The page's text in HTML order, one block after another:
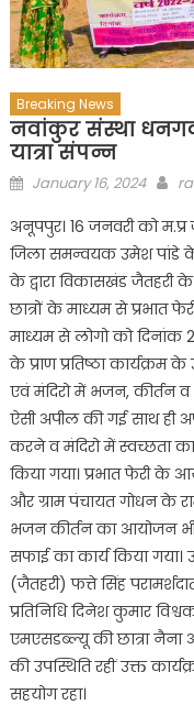
Breaking News
नवांकुर संस्था
यात्रा संपन्न
Posted
January 16, 2024
अनूपपुर। 16 जनवरी को
जिला समन्वयक उमेश पांडे
के द्वारा विकासखंड जैतहरी
छात्रों के माध्यम से प्रभात
माध्यम से लोगो को दिनांक
के प्राण प्रतिष्ठा
एवं मंदिरो में भजन, कीर्तन
ऐसी अपील की गई साथ ही
करने व मंदिरो में स्वच्छता
किया गया। प्रभात फेरी के
और ग्राम पंचायत गोधन के
भजन कीर्तन का आयोजन
सफाई का कार्य किया
(जैतहरी) फत्ते सिंह
प्रतिनिधि दिनेश कुमार
एमएसडब्ल्यू की छात्रा नैना
की उपस्थिति रहीं उक्त
सहयोग रहा।